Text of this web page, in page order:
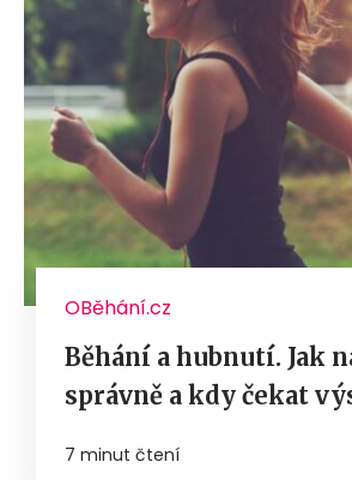
OBěhání.cz
Běhání a hubnutí. Jak
správně a kdy čekat
7 minut čtení